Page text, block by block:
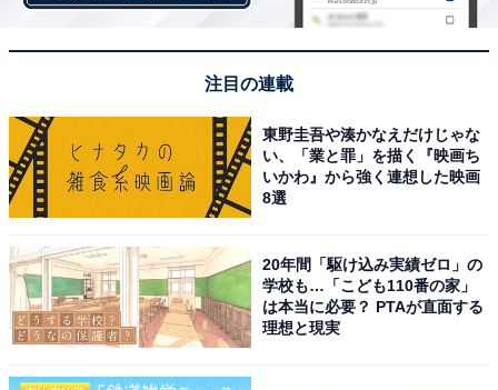
注目の連載
東野圭吾や湊かなえだけじゃな
い、「業と罪」を描く『映画ち
いかわ』から強く連想した映画
8選
20年間「駆け込み実績ゼロ」の
学校も…「こども110番の家」
は本当に必要？ PTAが直面する
理想と現実